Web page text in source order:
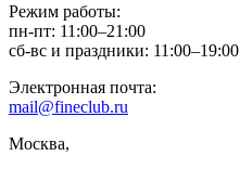
Режим работы:
пн-пт: 11:00–21:00
сб-вс и праздники: 11:00–19:00
Электронная почта:
mail@fineclub.ru
Москва,